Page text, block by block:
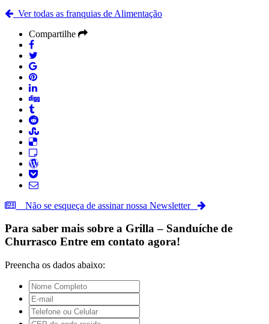
Ver todas as franquias de Alimentação
Compartilhe
Não se esqueça de assinar nossa Newsletter
Para saber mais sobre a Grilla – Sanduíche de
Churrasco Entre em contato agora!
Preencha os dados abaixo: